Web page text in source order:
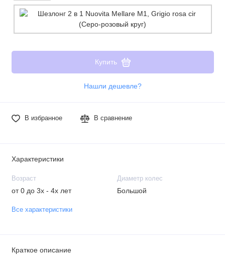
Купить
Нашли дешевле?
В избранное В сравнение
Характеристики
Возраст
от 0 до 3х - 4х лет
Диаметр колес
Большой
Все характеристики
Краткое описание